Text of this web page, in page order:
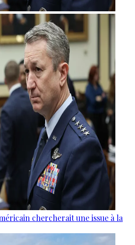
chercherait une issue à la